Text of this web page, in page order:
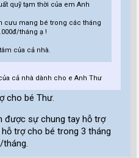
quỹ tạm thời của em Anh
cưu mang bé trong các tháng
tháng ạ !
của cả nhà.
cả nhà dành cho e Anh Thư
cho bé Thư.
được sự chung tay hỗ trợ
trợ cho bé trong 3 tháng
tháng.